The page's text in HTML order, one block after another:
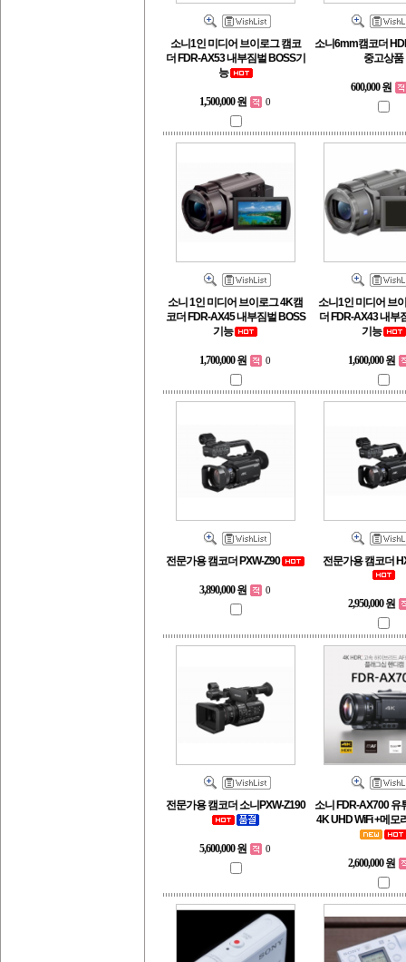
소니1인 미디어 브이로그 캠코
더 FDR-AX53 내부짐벌 BOSS기
능
1,500,000 원 0
소니6mm캠코더
중고상품
600,000 원
소니 1인 미디어 브이로그 4K캠
코더 FDR-AX45 내부짐벌 BOSS
기능
1,700,000 원 0
소니1인 미디어 브
더 FDR-AX43 내부
기능
1,600,000 원
전문가용 캠코더 PXW-Z90
3,890,000 원 0
전문가용 캠코더
2,950,000 원
전문가용 캠코더 소니PXW-Z190
5,600,000 원 0
소니 FDR-AX700 유
4K UHD WiFi +메모
2,600,000 원